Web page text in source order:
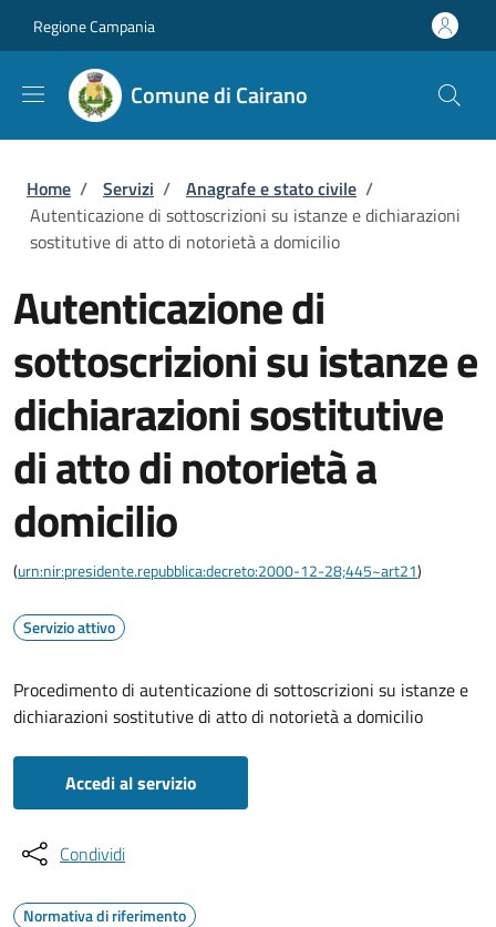
Regione Campania
Comune di Cairano
Briciole di pane
Home / Servizi / Anagrafe e stato civile /
Autenticazione di sottoscrizioni su istanze e dichiarazioni
sostitutive di atto di notorietà a domicilio
Autenticazione di
sottoscrizioni su istanze e
dichiarazioni sostitutive
di atto di notorietà a
domicilio
(urn:nir:presidente.repubblica:decreto:2000-12-28;445~art21)
Servizio attivo
Procedimento di autenticazione di sottoscrizioni su istanze e
dichiarazioni sostitutive di atto di notorietà a domicilio
Accedi al servizio
Condividi
Normativa di riferimento